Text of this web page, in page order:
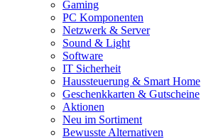
Gaming
PC Komponenten
Netzwerk & Server
Sound & Light
Software
IT Sicherheit
Haussteuerung & Smart Home
Geschenkkarten & Gutscheine
Aktionen
Neu im Sortiment
Bewusste Alternativen